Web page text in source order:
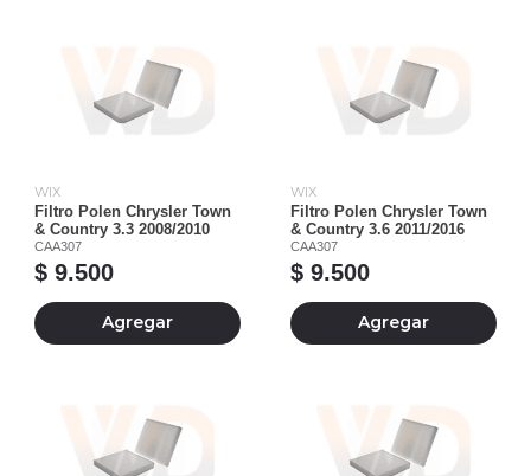
WIX
Filtro Polen Chrysler Town
& Country 3.3 2008/2010
CAA307
$ 9.500
Agregar
WIX
Filtro Polen Chrysler Town
& Country 3.6 2011/2016
CAA307
$ 9.500
Agregar